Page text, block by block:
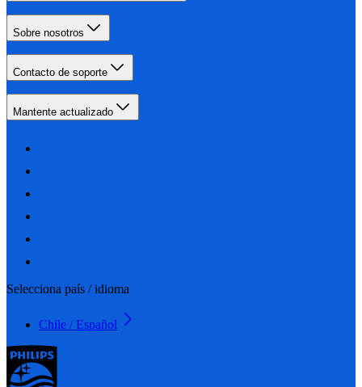
Sobre nosotros
Contacto de soporte
Mantente actualizado
Selecciona país / idioma
Chile / Español